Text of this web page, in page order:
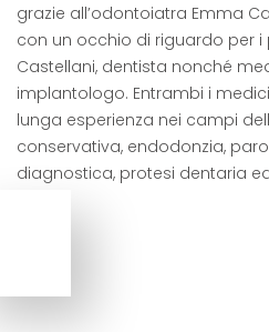
grazie all’odontoiatra Emma
con un occhio di riguardo per i
Castellani, dentista nonché
implantologo. Entrambi i
lunga esperienza nei campi
conservativa, endodonzia,
diagnostica, protesi dentaria